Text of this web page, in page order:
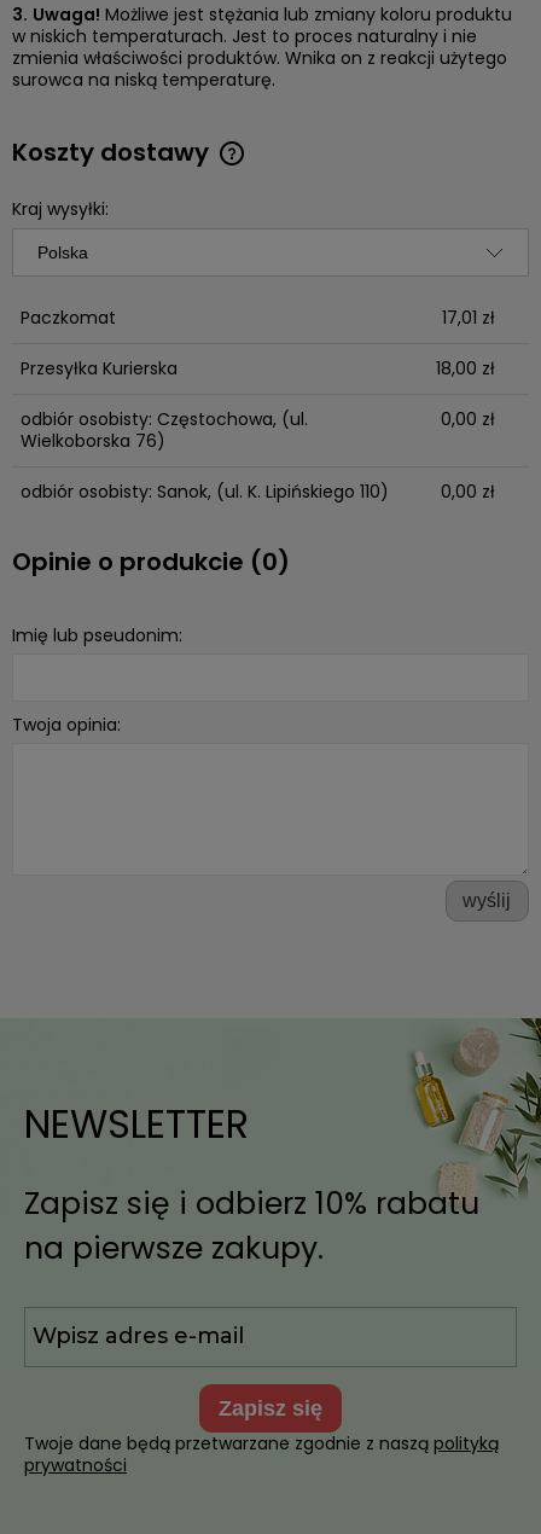
3. Uwaga! Możliwe jest stężania lub zmiany koloru produktu
w niskich temperaturach. Jest to proces naturalny i nie
zmienia właściwości produktów. Wnika on z reakcji użytego
surowca na niską temperaturę.
Koszty dostawy
Cena nie zawiera ewentualnych kosztów płatności
Kraj wysyłki:
Paczkomat 17,01 zł
Przesyłka Kurierska 18,00 zł
odbiór osobisty: Częstochowa, (ul.
Wielkoborska 76)
0,00 zł
odbiór osobisty: Sanok, (ul. K. Lipińskiego 110) 0,00 zł
Opinie o produkcie (0)
Imię lub pseudonim:
Twoja opinia:
wyślij
NEWSLETTER
Zapisz się i odbierz 10% rabatu
na pierwsze zakupy.
zapisz się
Twoje dane będą przetwarzane zgodnie z naszą polityką
prywatności